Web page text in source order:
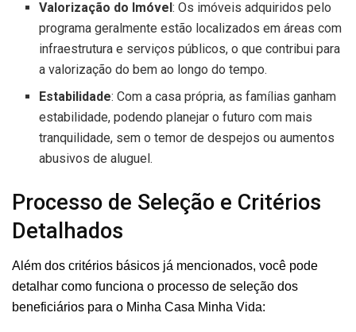
Valorização do Imóvel: Os imóveis adquiridos pelo
programa geralmente estão localizados em áreas com
infraestrutura e serviços públicos, o que contribui para
a valorização do bem ao longo do tempo.
Estabilidade: Com a casa própria, as famílias ganham
estabilidade, podendo planejar o futuro com mais
tranquilidade, sem o temor de despejos ou aumentos
abusivos de aluguel.
Processo de Seleção e Critérios
Detalhados
Além dos critérios básicos já mencionados, você pode
detalhar como funciona o processo de seleção dos
beneficiários para o Minha Casa Minha Vida: